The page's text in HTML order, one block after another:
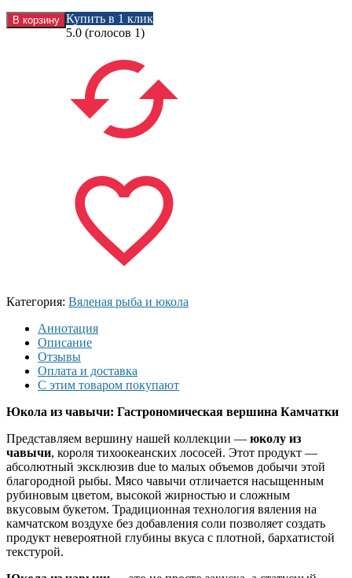
Купить в 1 клик
5.0 (голосов 1)
Категория: Вяленая рыба и юкола
Аннотация
Описание
Отзывы
Оплата и доставка
С этим товаром покупают
Юкола из чавычи: Гастрономическая вершина Камчатки
Представляем вершину нашей коллекции — юколу из
чавычи, короля тихоокеанских лососей. Этот продукт —
абсолютный эксклюзив due to малых объемов добычи этой
благородной рыбы. Мясо чавычи отличается насыщенным
рубиновым цветом, высокой жирностью и сложным
вкусовым букетом. Традиционная технология вяления на
камчатском воздухе без добавления соли позволяет создать
продукт невероятной глубины вкуса с плотной, бархатистой
текстурой.